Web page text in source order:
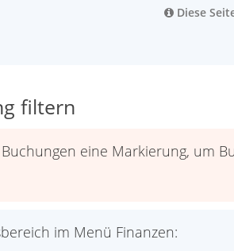
Diese
filtern
eine Markierung, um
im Menü Finanzen: